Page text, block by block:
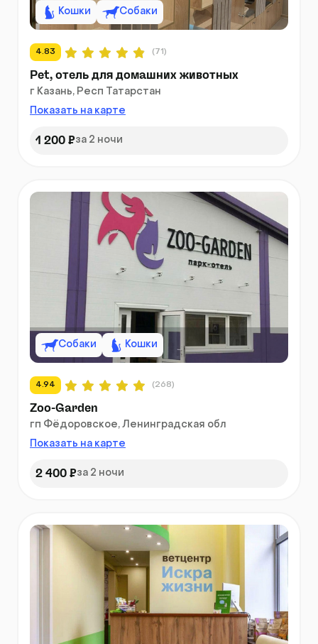
Кошки Собаки
4.83 (71)
Pet, отель для домашних животных
г Казань, Респ Татарстан
Показать на карте
1 200 ₽за 2 ночи
Собаки Кошки
4.94 (268)
Zoo-Garden
гп Фёдоровское, Ленинградская обл
Показать на карте
2 400 ₽за 2 ночи